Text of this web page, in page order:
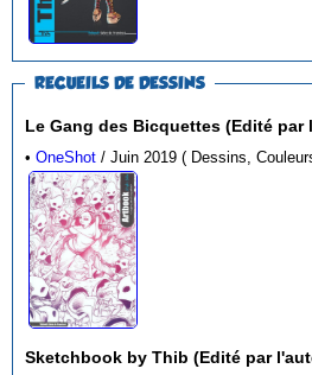
RECUEILS DE DESSINS
Le Gang des
•OneShot / Juin 2019 ( Dessins,
Sketchbook by Thib (Edité par